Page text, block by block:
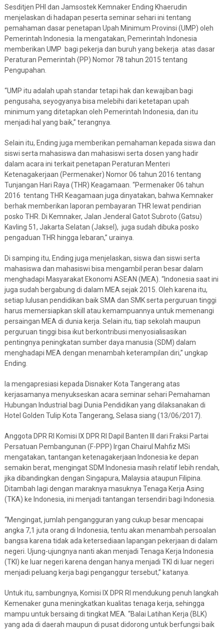
Sesditjen PHI dan Jamsostek Kemnaker Ending Khaerudin
menjelaskan di hadapan peserta seminar sehari ini tentang
pemahaman dasar penetapan Upah Minimum Provinsi (UMP) oleh
Pemerintah Indonesia. Ia mengatakan, Pemerintah Indonesia
memberikan UMP bagi pekerja dan buruh yang bekerja atas dasar
Peraturan Pemerintah (PP) Nomor 78 tahun 2015 tentang
Pengupahan.
“UMP itu adalah upah standar tetapi hak dan kewajiban bagi
pengusaha, seyogyanya bisa melebihi dari ketetapan upah
minimum yang ditetapkan oleh Pemerintah Indonesia, dan itu
menjadi hal yang baik,” terangnya.
Selain itu, Ending juga memberikan pemahaman kepada siswa dan
siswi serta mahasiswa dan mahasiswi serta dosen yang hadir
dalam acara ini terkait penetapan Peraturan Menteri
Ketenagakerjaan (Permenaker) Nomor 06 tahun 2016 tentang
Tunjangan Hari Raya (THR) Keagamaan. “Permenaker 06 tahun
2016 tentang THR Keagamaan juga dinyatakan, bahwa Kemnaker
berhak memberikan laporan pembayaran THR lewat pendirian
posko THR. Di Kemnaker, Jalan Jenderal Gatot Subroto (Gatsu)
Kavling 51, Jakarta Selatan (Jaksel), juga sudah dibuka posko
pengaduan THR hingga lebaran,” urainya.
Di samping itu, Ending juga menjelaskan, siswa dan siswi serta
mahasiswa dan mahasiswi bisa mengambil peran besar dalam
menghadapi Masyarakat Ekonomi ASEAN (MEA). “Indonesia saat ini
juga sudah bergabung di dalam MEA sejak 2015. Oleh karena itu,
setiap lulusan pendidikan baik SMA dan SMK serta perguruan tinggi
harus memersiapkan skill atau kemampuannya untuk memenangi
persaingan MEA di dunia kerja. Selain itu, tiap sekolah maupun
perguruan tinggi bisa ikut berkontribusi menyosialisasikan
pentingnya peningkatan sumber daya manusia (SDM) dalam
menghadapi MEA dengan menambah keterampilan diri,” ungkap
Ending.
Ia mengapresiasi kepada Disnaker Kota Tangerang atas
kerjasamanya menyukseskan acara seminar sehari Pemahaman
Hubungan Industrial bagi Dunia Pendidikan yang dilaksanakan di
Hotel Golden Tulip Kota Tangerang, Selasa siang (13/06/2017).
Anggota DPR RI Komisi IX DPR RI Dapil Banten III dari Fraksi Partai
Persatuan Pembangunan (F-PPP) Irgan Chairul Mahfiz MSi
mengatakan, tantangan ketenagakerjaan Indonesia ke depan
semakin berat, mengingat SDM Indonesia masih relatif lebih rendah,
jika dibandingkan dengan Singapura, Malaysia ataupun Filipina.
Ditambah lagi dengan maraknya masuknya Tenaga Kerja Asing
(TKA) ke Indonesia, ini menjadi tantangan tersendiri bagi Indonesia.
“Mengingat, jumlah pengangguran yang cukup besar mencapai
angka 7,1 juta orang di Indonesia, tentu akan menambah persoalan
bangsa karena tidak ada ketersediaan lapangan pekerjaan di dalam
negeri. Ujung-ujungnya nanti akan menjadi Tenaga Kerja Indonesia
(TKI) ke luar negeri karena dengan hanya menjadi TKI di luar negeri
menjadi peluang kerja bagi penganggur tersebut,” katanya.
Untuk itu, sambungnya, Komisi IX DPR RI mendukung penuh langkah
Kemenaker guna meningkatkan kualitas tenaga kerja, sehingga
mampu untuk bersaing di tingkat MEA. “Balai Latihan Kerja (BLK)
yang ada di daerah maupun di pusat didorong untuk berfungsi baik